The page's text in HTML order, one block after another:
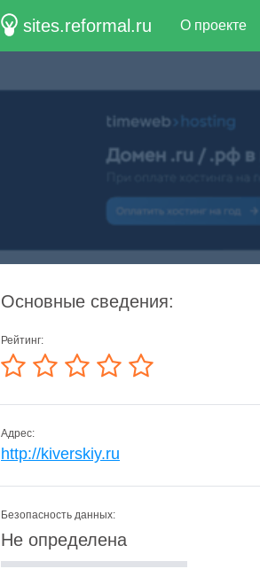
sites.reformal.ru О проекте
Основные сведения:
Рейтинг:
Адрес:
http://kiverskiy.ru
Безопасность данных:
Не определена